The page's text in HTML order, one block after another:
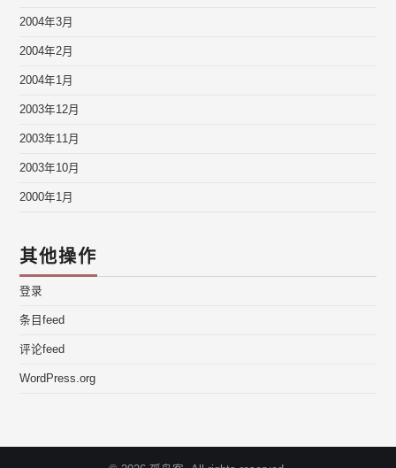
2004年3月
2004年2月
2004年1月
2003年12月
2003年11月
2003年10月
2000年1月
其他操作
登录
条目feed
评论feed
WordPress.org